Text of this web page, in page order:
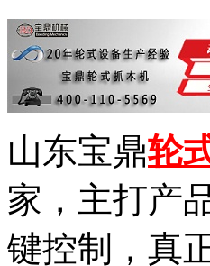
山东宝鼎轮
家，主打产
键控制，真